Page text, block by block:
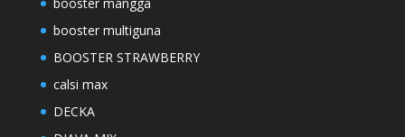
booster multiguna
BOOSTER STRAWBERRY
calsi max
DECKA